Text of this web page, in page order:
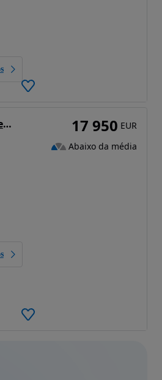
Mercedes-Benz CLA 200 d Shooting Brake AMG Line Aut. 17 950 EUR
Abaixo da média